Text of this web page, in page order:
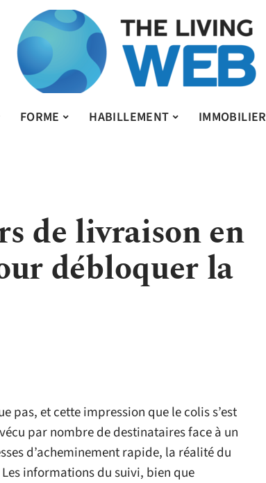
FORME HABILLEMENT IMMOBILIER
de livraison en
débloquer la
pas, et cette impression que le colis s’est
par nombre de destinataires face à un
d’acheminement rapide, la réalité du
informations du suivi, bien que